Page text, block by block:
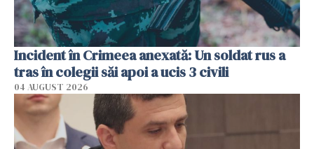
Incident în Crimeea anexată: Un soldat rus a
tras în colegii săi apoi a ucis 3 civili
04 AUGUST 2026